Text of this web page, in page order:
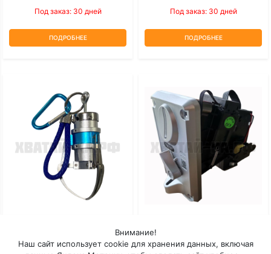
Под заказ: 30 дней
ПОДРОБНЕЕ
Под заказ: 30 дней
ПОДРОБНЕЕ
Внимание!
Наш сайт использует cookie для хранения данных, включая